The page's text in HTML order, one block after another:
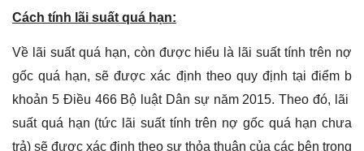
Cách tính lãi suất quá hạn:
Về lãi suất quá hạn, còn được hiểu là lãi suất tính trên nợ
gốc quá hạn, sẽ được xác định theo quy định tại điểm b
khoản 5 Điều 466 Bộ luật Dân sự năm 2015. Theo đó, lãi
suất quá hạn (tức lãi suất tính trên nợ gốc quá hạn chưa
trả) sẽ được xác định theo sự thỏa thuận của các bên trong